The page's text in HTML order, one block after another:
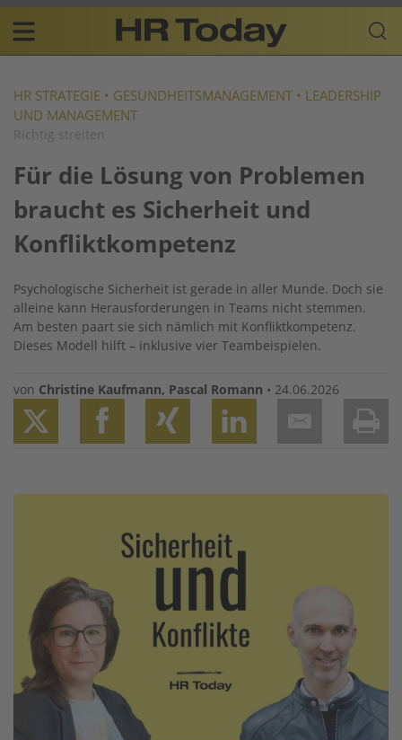
Skip
content
Plattform
für
Resources
navigation
DE
HR STRATEGIE • GESUNDHEITSMANAGEMENT • LEADERSHIP
UND MANAGEMENT
Richtig streiten
Für die Lösung von Problemen
braucht es Sicherheit und
Konfliktkompetenz
Psychologische Sicherheit ist gerade in aller Munde. Doch sie
alleine kann Herausforderungen in Teams nicht stemmen.
Am besten paart sie sich nämlich mit Konfliktkompetenz.
Dieses Modell hilft – inklusive vier Teambeispielen.
von Christine Kaufmann, Pascal Romann • 24.06.2026